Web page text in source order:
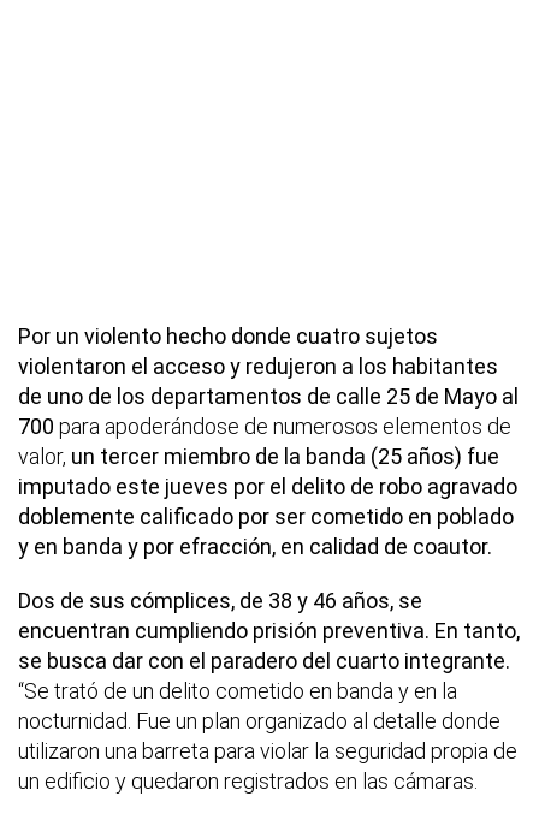
Por un violento hecho donde cuatro sujetos
violentaron el acceso y redujeron a los habitantes
de uno de los departamentos de calle 25 de Mayo al
700 para apoderándose de numerosos elementos de
valor, un tercer miembro de la banda (25 años) fue
imputado este jueves por el delito de robo agravado
doblemente calificado por ser cometido en poblado
y en banda y por efracción, en calidad de coautor.
Dos de sus cómplices, de 38 y 46 años, se
encuentran cumpliendo prisión preventiva. En tanto,
se busca dar con el paradero del cuarto integrante.
“Se trató de un delito cometido en banda y en la
nocturnidad. Fue un plan organizado al detalle donde
utilizaron una barreta para violar la seguridad propia de
un edificio y quedaron registrados en las cámaras.